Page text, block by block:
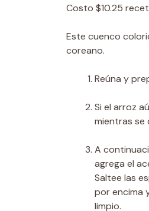
Costo $10.25
Este cuenco
coreano.
Reúna y
Si el arroz
mientras se
A
agrega el
Saltee las
por encima
limpio.